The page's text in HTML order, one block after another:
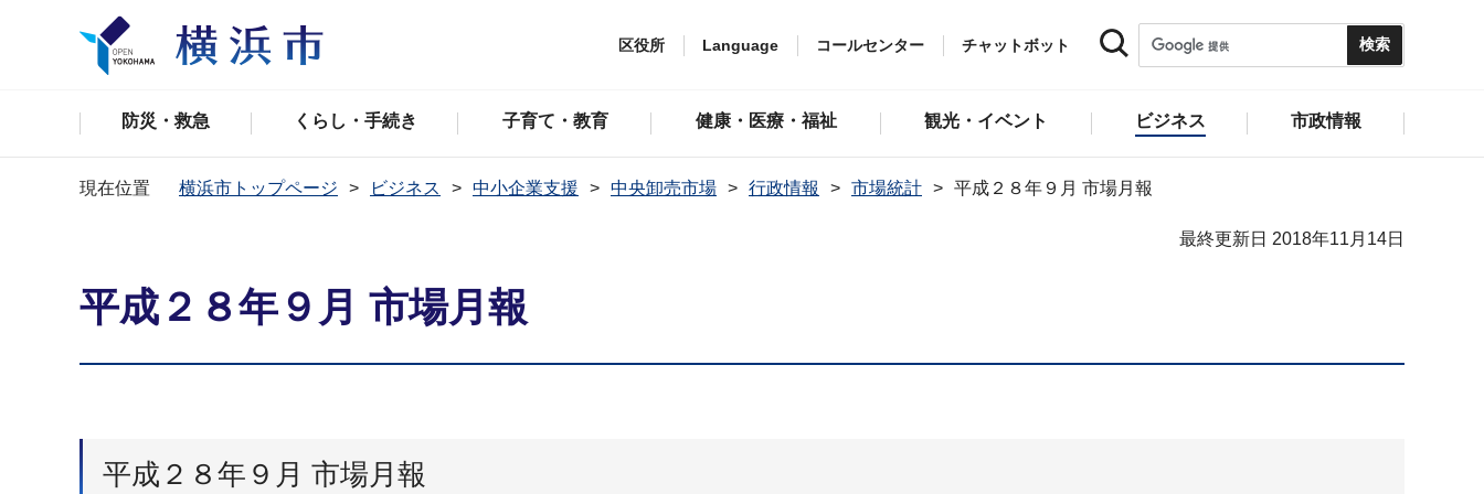
区役所 Language コールセンター チャットボット
防災・救急 くらし・手続き 子育て・教育 健康・医療・福祉 観光・イベント ビジネス 市政情報
現在位置 横浜市トップページ ビジネス 中小企業支援 中央卸売市場 行政情報 市場統計 平成２８年９月 市場月報
最終更新日 2018年11月14日
平成２８年９月 市場月報
平成２８年９月 市場月報